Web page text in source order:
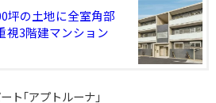
坪の土地に全室角部
視3階建マンション
ト｢アプトルーナ｣